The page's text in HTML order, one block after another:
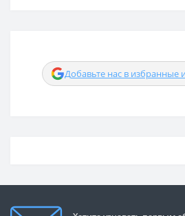
Добавьте нас в избранные